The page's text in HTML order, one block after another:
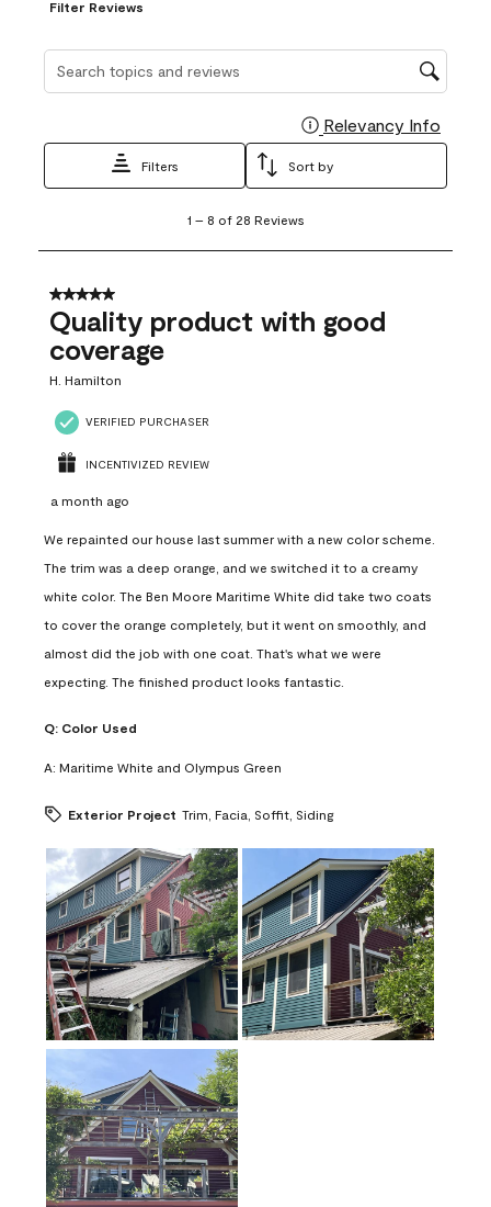
Filter Reviews
Search topics and reviews search region
Relevancy Info
Filters Sort by
8
28
Reviews
1 – 8 of 28 Reviews
5 out of 5 stars.
Quality product with good
coverage
H. Hamilton
VERIFIED PURCHASER
INCENTIVIZED REVIEW
a month ago
We repainted our house last summer with a new color scheme.
The trim was a deep orange, and we switched it to a creamy
white color. The Ben Moore Maritime White did take two coats
to cover the orange completely, but it went on smoothly, and
almost did the job with one coat. That's what we were
expecting. The finished product looks fantastic.
Q: Color Used
A: Maritime White and Olympus Green
Exterior Project Trim, Facia, Soffit, Siding